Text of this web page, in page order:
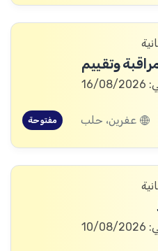
وتقييم
عفرين، حلب مفتوحة